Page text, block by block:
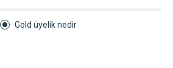
Gold üyelik nedir